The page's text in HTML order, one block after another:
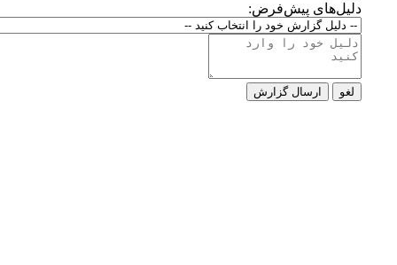
دلیل‌های پیش‌فرض:
ارسال گزارش